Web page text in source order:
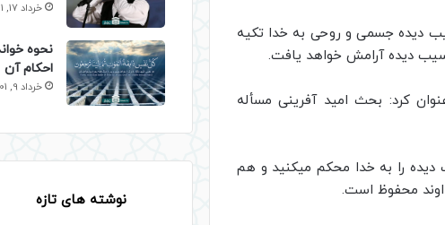
دیده جسمی و روحی به خدا تکیه
آسیب دیده آرامش خواهد یافت.
کرد: بحث امید آفرینی مسأله
را به خدا محکم میکنید و هم
محفوظ است.
خرداد 17, 1401
نحوه
احکام آن
خرداد 9, 1401
نوشته های تازه